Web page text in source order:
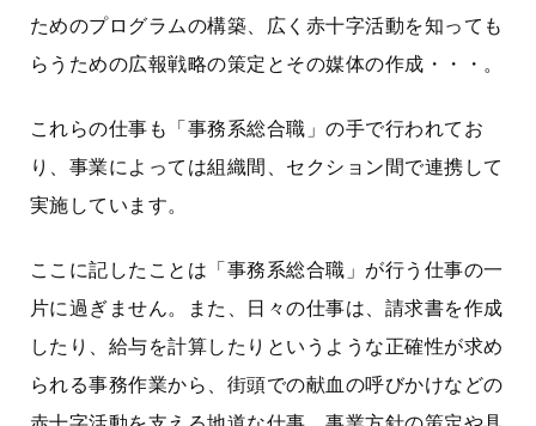
ためのプログラムの構築、広く赤十字活動を知っても
らうための広報戦略の策定とその媒体の作成・・・。
これらの仕事も「事務系総合職」の手で行われてお
り、事業によっては組織間、セクション間で連携して
実施しています。
ここに記したことは「事務系総合職」が行う仕事の一
片に過ぎません。また、日々の仕事は、請求書を作成
したり、給与を計算したりというような正確性が求め
られる事務作業から、街頭での献血の呼びかけなどの